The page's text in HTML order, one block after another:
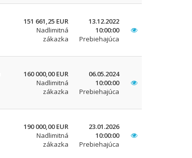
151 661,25 EUR
Nadlimitná
zákazka
13.12.2022
10:00:00
Prebiehajúca
160 000,00 EUR
Nadlimitná
zákazka
06.05.2024
10:00:00
Prebiehajúca
190 000,00 EUR
Nadlimitná
zákazka
23.01.2026
10:00:00
Prebiehajúca